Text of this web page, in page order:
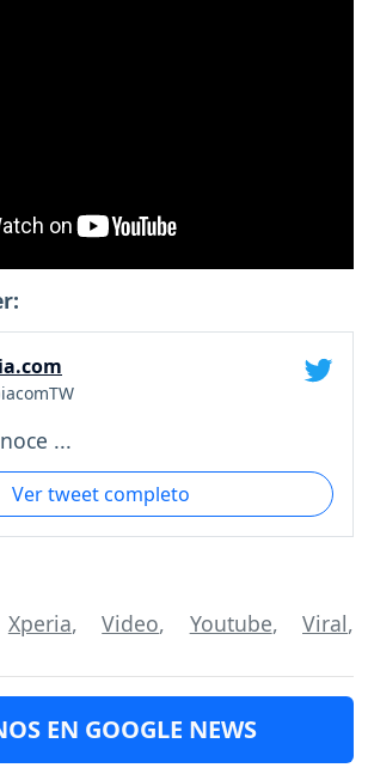
...
Ver tweet completo
Xperia,Video, Youtube,Viral,
EN GOOGLE NEWS